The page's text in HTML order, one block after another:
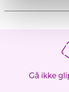
Gå ikke